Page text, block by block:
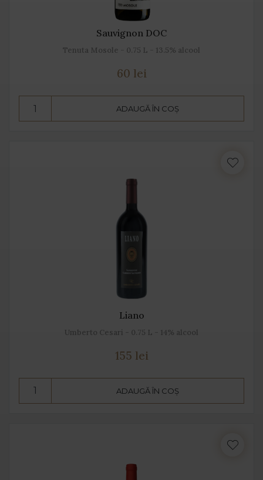
Sauvignon DOC
Tenuta Mosole - 0.75 L - 13.5% alcool
60 lei
ADAUGĂ ÎN COȘ
Liano
Umberto Cesari - 0.75 L - 14% alcool
155 lei
ADAUGĂ ÎN COȘ